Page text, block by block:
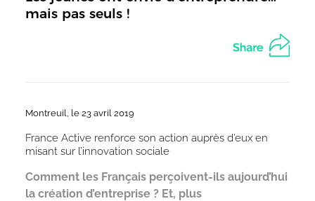
mais pas seuls !
Montreuil, le 23 avril 2019
France Active renforce son action auprès d’eux en
misant sur l’innovation sociale
Comment les Français perçoivent-ils aujourd’hui
la création d’entreprise ? Et, plus